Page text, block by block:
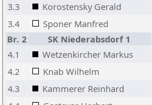
3.3
Korostensky Gerald
3.4
Sponer Manfred
Br. 2 SK Niederabsdorf 1
4.1
Wetzenkircher Markus
4.2
Knab Wilhelm
4.3
Kammerer Reinhard